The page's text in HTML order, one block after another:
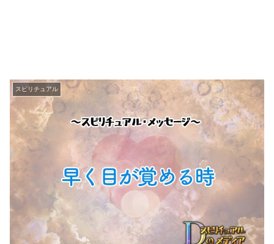
スピリチュアル